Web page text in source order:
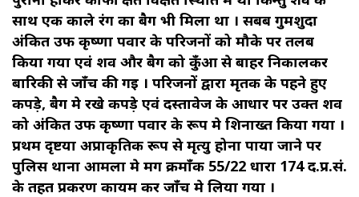
साथ एक काले रंग का बैग भी मिला था । सबब गुमशुदा
अंकित उर्फ कृष्णा पवार के परिजनों को मौके पर तलब
किया गया एवं शव और बैग को कुँआ से बाहर निकालकर
बारिकी से जाँच की गई । परिजनों द्वारा मृतक के पहने हुए
कपड़े, बैग मे रखे कपड़े एवं दस्तावेज के आधार पर उक्त शव
को अंकित उर्फ कृष्णा पवार के रूप मे शिनाख्त किया गया ।
प्रथम दृष्टया अप्राकृतिक रूप से मृत्यु होना पाया जाने पर
पुलिस थाना आमला मे मर्ग क्रमाँक 55/22 धारा 174 द.प्र.सं.
के तहत प्रकरण कायम कर जाँच मे लिया गया ।